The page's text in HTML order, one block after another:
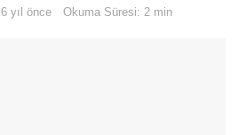
6 yıl önce Okuma Süresi: 2 min